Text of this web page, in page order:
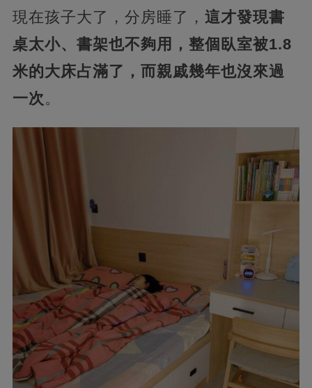
現在孩子大了，分房睡了， 這才發現書
桌太小、書架也不夠用，整個臥室被1.8
米的大床占滿了，而親戚幾年也沒來過
一次。